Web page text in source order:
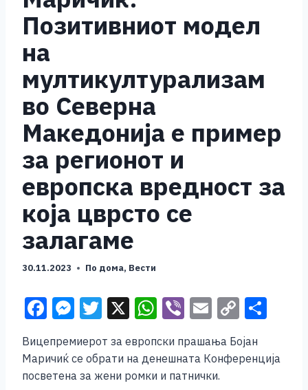
Позитивниот модел
на
мултикултурализам
во Северна
Македонија е пример
за регионот и
европска вредност за
која цврсто се
залагаме
30.11.2023 По дома, Вести
F
c
e
M
ss
e
T
tt
er
X W
at
s
Vi
er
E
m
ai
l
C
o
p
y
ar
e
Вицепремиерот за европски прашања Бојан
Маричиќ се обрати на денешната Конференција
посветена за жени ромки и патнички.